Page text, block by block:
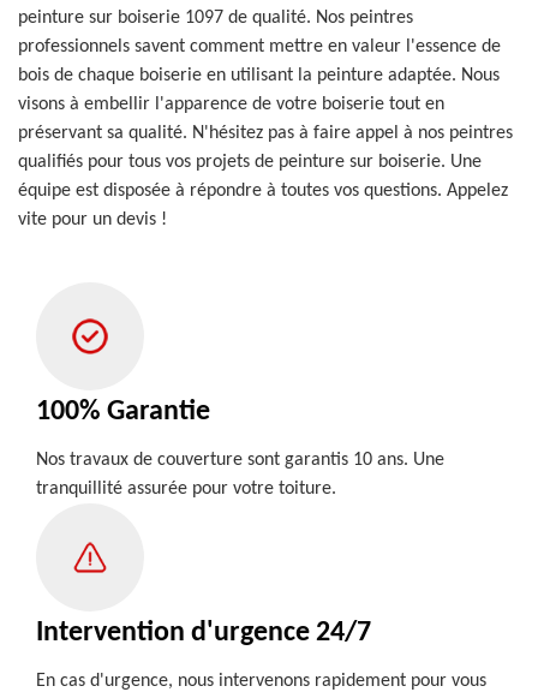
peinture sur boiserie 1097 de qualité. Nos peintres
professionnels savent comment mettre en valeur l'essence de
bois de chaque boiserie en utilisant la peinture adaptée. Nous
visons à embellir l'apparence de votre boiserie tout en
préservant sa qualité. N'hésitez pas à faire appel à nos peintres
qualifiés pour tous vos projets de peinture sur boiserie. Une
équipe est disposée à répondre à toutes vos questions. Appelez
vite pour un devis !
100% Garantie
Nos travaux de couverture sont garantis 10 ans. Une
tranquillité assurée pour votre toiture.
Intervention d'urgence 24/7
En cas d'urgence, nous intervenons rapidement pour vous